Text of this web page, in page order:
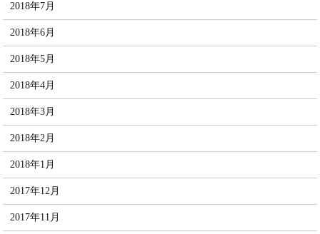
2018年7月
2018年6月
2018年5月
2018年4月
2018年3月
2018年2月
2018年1月
2017年12月
2017年11月